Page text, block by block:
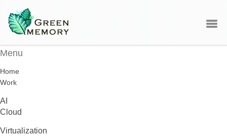
Menu
Home
Work
AI
Cloud
Virtualization